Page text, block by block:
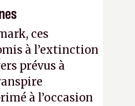
ces
à l’extinction
prévus à
à l’occasion